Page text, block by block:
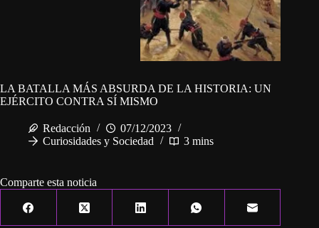
LA BATALLA MÁS ABSURDA DE LA HISTORIA: UN
EJÉRCITO CONTRA SÍ MISMO
Redacción
07/12/2023
Curiosidades y Sociedad
3 mins
Comparte esta noticia